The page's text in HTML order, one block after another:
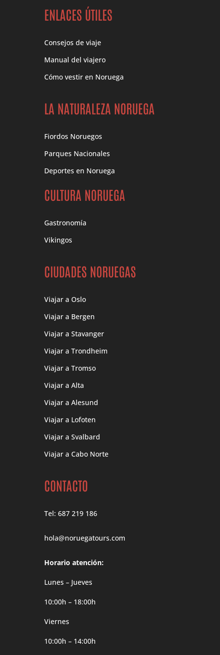
ENLACES ÚTILES
Consejos de viaje
Manual del viajero
Cómo vestir en Noruega
LA NATURALEZA NORUEGA
Fiordos Noruegos
Parques Nacionales
Deportes en Noruega
CULTURA NORUEGA
Gastronomía
Vikingos
CIUDADES NORUEGAS
Viajar a Oslo
Viajar a Bergen
Viajar a Stavanger
Viajar a Trondheim
Viajar a Tromso
Viajar a Alta
Viajar a Alesund
Viajar a Lofoten
Viajar a Svalbard
Viajar a Cabo Norte
CONTACTO
Tel: 687 219 186
hola@noruegatours.com
Horario atención:
Lunes – Jueves
10:00h – 18:00h
Viernes
10:00h – 14:00h